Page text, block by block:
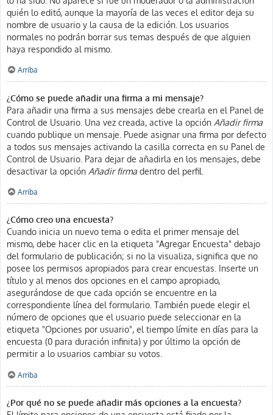
quién lo editó, aunque la mayoría de las veces el editor deja su
nombre de usuario y la causa de la edición. Los usuarios
normales no podrán borrar sus temas después de que alguien
haya respondido al mismo.
Arriba
¿Cómo se puede añadir una firma a mi mensaje?
Para añadir una firma a sus mensajes debe crearla en el Panel de
Control de Usuario. Una vez creada, active la opción Añadir firma
cuando publique un mensaje. Puede asignar una firma por defecto
a todos sus mensajes activando la casilla correcta en su Panel de
Control de Usuario. Para dejar de añadirla en los mensajes, debe
desactivar la opción Añadir firma dentro del perfil.
Arriba
¿Cómo creo una encuesta?
Cuando inicia un nuevo tema o edita el primer mensaje del
mismo, debe hacer clic en la etiqueta "Agregar Encuesta" debajo
del formulario de publicación; si no la visualiza, significa que no
posee los permisos apropiados para crear encuestas. Inserte un
título y al menos dos opciones en el campo apropiado,
asegurándose de que cada opción se encuentre en la
correspondiente línea del formulario. También puede elegir el
número de opciones que el usuario puede seleccionar en la
etiqueta "Opciones por usuario", el tiempo límite en días para la
encuesta (0 para duración infinita) y por último la opción de
permitir a lo usuarios cambiar su votos.
Arriba
¿Por qué no se puede añadir más opciones a la encuesta?